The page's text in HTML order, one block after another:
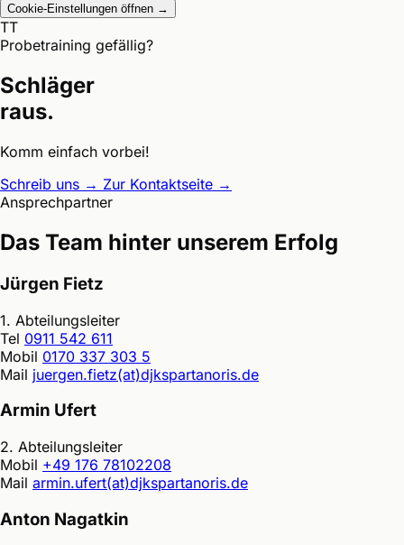
Cookie-Einstellungen öffnen →
TT
Probetraining gefällig?
Schläger
raus.
Komm einfach vorbei!
Schreib uns → Zur Kontaktseite →
Ansprechpartner
Das Team hinter unserem Erfolg
Jürgen Fietz
1. Abteilungsleiter
Tel 0911 542 611
Mobil 0170 337 303 5
Mail juergen.fietz(at)djkspartanoris.de
Armin Ufert
2. Abteilungsleiter
Mobil +49 176 78102208
Mail armin.ufert(at)djkspartanoris.de
Anton Nagatkin